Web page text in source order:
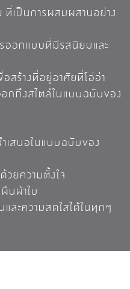
เป็นการผสมผสานอย่าง
ออกแบบที่มีรสนิยมและ
อสร้างที่อยู่อาศัยที่โอ่อ่า
กถึงสไตล์ในแบบฉบับของ
เสนอในแบบฉบับของ
วยความตั้งใจ
นผ้าใบ
ละความสดใสได้ในทุกๆ